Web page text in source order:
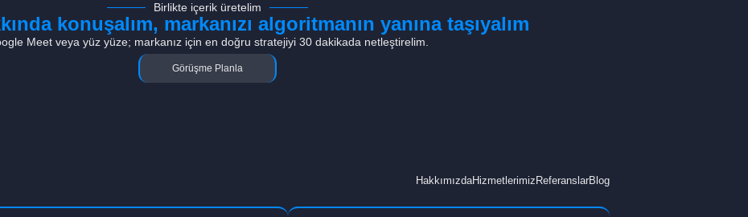
Birlikte içerik üretelim
konuşalım, markanızı algoritmanın yanına taşıyalım
Meet veya yüz yüze; markanız için en doğru stratejiyi 30 dakikada netleştirelim.
Görüşme Planla
HakkımızdaHizmetlerimiz ReferanslarBlog